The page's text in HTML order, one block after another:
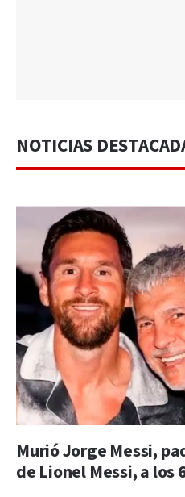
NOTICIAS
Murió Jorge Messi,
de Lionel Messi, a los